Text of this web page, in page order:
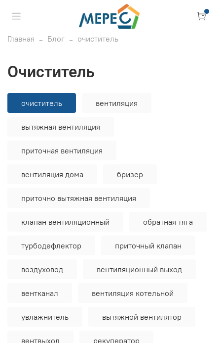
Главная Блог очиститель
очиститель
очиститель вентиляция
вытяжная вентиляция
приточная вентиляция
вентиляция дома бризер
приточно вытяжная вентиляция
клапан вентиляционный обратная тяга
турбодефлектор приточный клапан
воздуховод вентиляционный выход
вентканал вентиляция котельной
увлажнитель вытяжной вентилятор
вентвыход рекуператор